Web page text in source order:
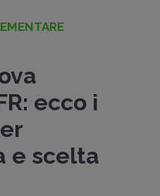
ecco i
e scelta